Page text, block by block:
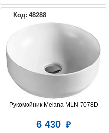
Код: 48288
Рукомойник Melana MLN-7078D
6 430